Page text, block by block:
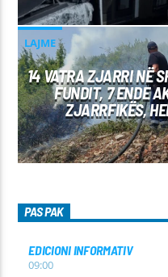
LAJME
14 VATRA ZJARRI NË
FUNDIT, 7 ENDE
ZJARRFIKËS,
PAS PAK
EDICIONI INFORMATIV
09:00